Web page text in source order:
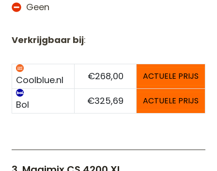
Geen
Verkrijgbaar bij:
Coolblue.nl €268,00 ACTUELE PRIJS
Bol €325,69 ACTUELE PRIJS